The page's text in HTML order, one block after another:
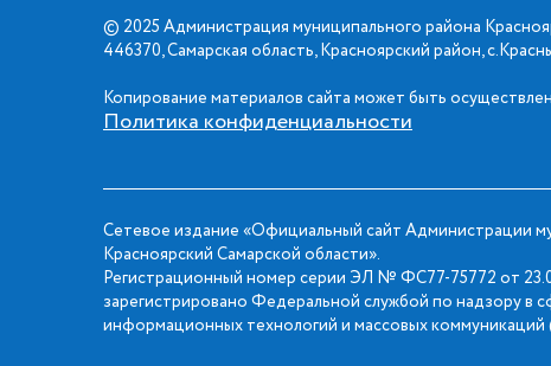
© 2025 Администрация муниципального района
446370, Самарская область, Красноярский район,
Копирование материалов сайта может быть
Политика конфиденциальности
Сетевое издание «Официальный сайт Администрации
Красноярский Самарской области».
Регистрационный номер серии ЭЛ № ФС77-75772 от
зарегистрировано Федеральной службой по надзору в
информационных технологий и массовых